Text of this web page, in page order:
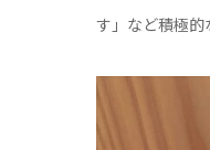
す」など積極的